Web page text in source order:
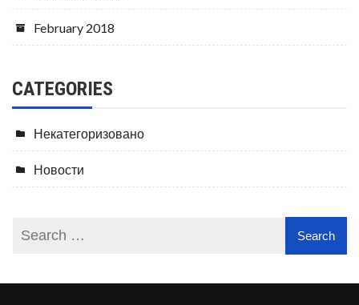
February 2018
CATEGORIES
Некатегоризовано
Новости